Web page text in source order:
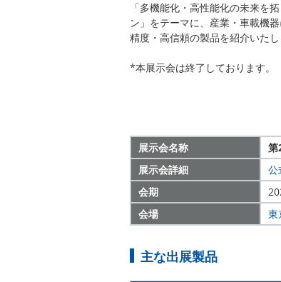
「多機能化・高性能化の未来を
ン」をテーマに、産業・車載機
精度・高信頼の製品を紹介いたし
*本展示会は終了しております。
展示会名称
第
展示会詳細
公
会期
会場
東
主な出展製品